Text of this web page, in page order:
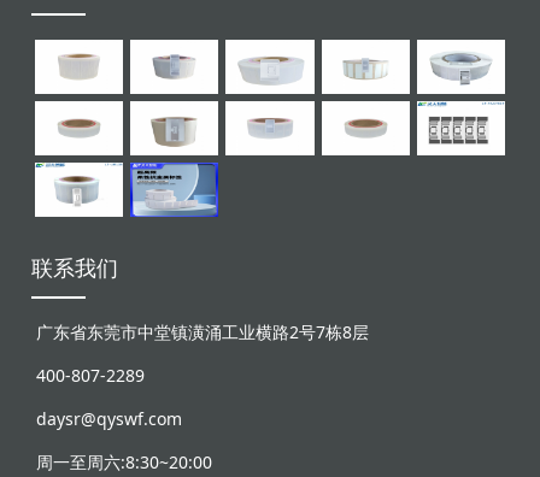
联系我们
广东省东莞市中堂镇潢涌工业横路2号7栋8层
400-807-2289
daysr@qyswf.com
周一至周六:8:30~20:00